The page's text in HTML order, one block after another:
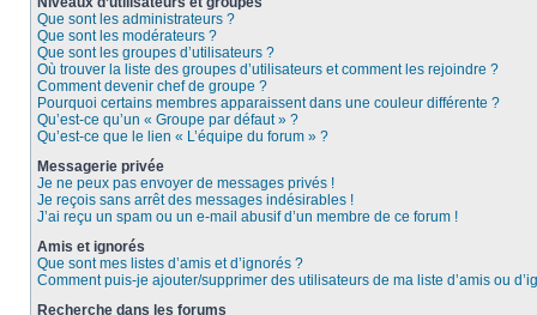
Que sont les administrateurs ?
Que sont les modérateurs ?
Que sont les groupes d’utilisateurs ?
Où trouver la liste des groupes d’utilisateurs et comment les rejoindre ?
Comment devenir chef de groupe ?
Pourquoi certains membres apparaissent dans une couleur différente ?
Qu’est-ce qu’un « Groupe par défaut » ?
Qu’est-ce que le lien « L’équipe du forum » ?
Messagerie privée
Je ne peux pas envoyer de messages privés !
Je reçois sans arrêt des messages indésirables !
J’ai reçu un spam ou un e-mail abusif d’un membre de ce forum !
Amis et ignorés
Que sont mes listes d’amis et d’ignorés ?
Comment puis-je ajouter/supprimer des utilisateurs de ma liste d’amis ou
Recherche dans les forums